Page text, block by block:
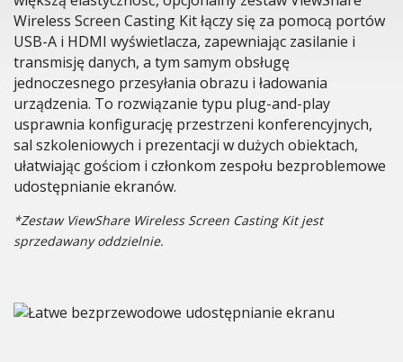
Wireless Screen Casting Kit łączy się za pomocą portów
USB-A i HDMI wyświetlacza, zapewniając zasilanie i
transmisję danych, a tym samym obsługę
jednoczesnego przesyłania obrazu i ładowania
urządzenia. To rozwiązanie typu plug-and-play
usprawnia konfigurację przestrzeni konferencyjnych,
sal szkoleniowych i prezentacji w dużych obiektach,
ułatwiając gościom i członkom zespołu bezproblemowe
udostępnianie ekranów.
*Zestaw ViewShare Wireless Screen Casting Kit jest
sprzedawany oddzielnie.